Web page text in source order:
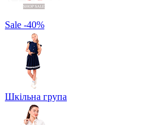
Sale -40%
Шкільна група